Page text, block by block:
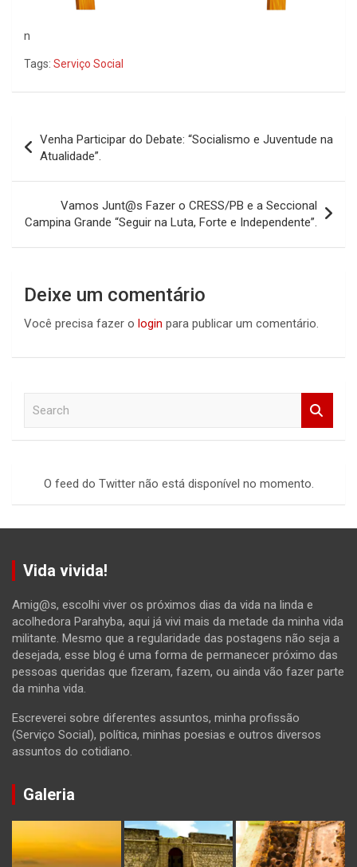
n
Tags: Serviço Social
de
Post
Venha Participar do Debate: “Socialismo e Juventude na
Atualidade”.
Vamos Junt@s Fazer o CRESS/PB e a Seccional
Campina Grande “Seguir na Luta, Forte e Independente”.
Deixe um comentário
Você precisa fazer o login para publicar um comentário.
O feed do Twitter não está disponível no momento.
Vida vivida!
Amig@s, escolhi viver os próximos dias da vida na linda e
acolhedora Parahyba, aqui já vivi mais da metade da minha vida
militante. Mesmo que a regularidade das postagens não seja a
desejada, esse blog é uma forma de permanecer próximo das
pessoas queridas que fizeram, fazem, ou ainda vão fazer parte
da minha vida.
Escreverei sobre diferentes assuntos, minha profissão
(Serviço Social), política, minhas poesias e outros diversos
assuntos do cotidiano.
Galeria